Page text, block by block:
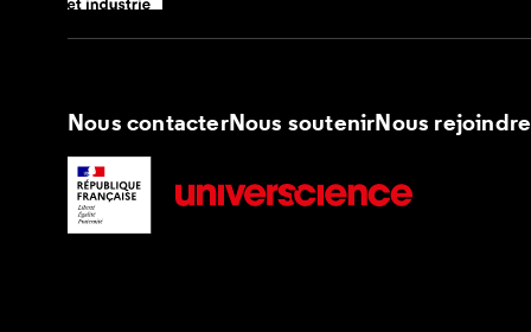
Nous contacterNous soutenirNous rejoindre